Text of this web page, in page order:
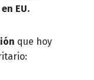
EU.
que hoy